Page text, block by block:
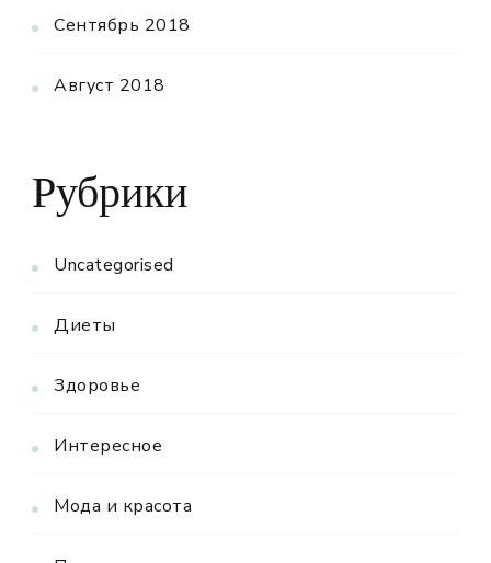
Сентябрь 2018
Август 2018
Рубрики
Uncategorised
Диеты
Здоровье
Интересное
Мода и красота